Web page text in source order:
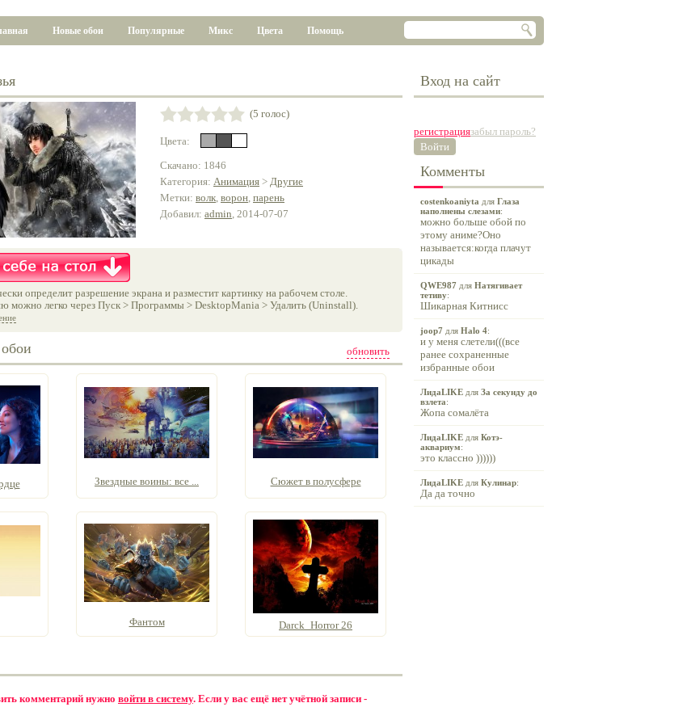
Новые обои Популярные Микс Цвета Помощь
(5 голос)
Цвета:
Скачано: 1846
Категория: Анимация > Другие
Метки: волк, ворон, парень
Добавил: admin, 2014-07-07
определит разрешение экрана и разместит картинку на рабочем столе.
можно легко через Пуск > Программы > DesktopMania > Удалить (Uninstall).
обновить
Звездные воины: все ... Сюжет в полусфере
Фантом Darck_Horror 26
комментарий нужно войти в систему. Если у вас ещё нет учётной записи -
Вход на сайт
регистрациязабыл пароль?
Войти
Комменты
costenkoaniyta для Глаза
наполнены слезами:
можно больше обой по
этому аниме?Оно
называется:когда плачут
цикады
QWE987 для Натягивает
тетиву:
Шикарная Китнисс
joop7 для Halo 4:
и у меня слетели(((все
ранее сохраненные
избранные обои
ЛидаLIKE для За секунду до
взлета:
Жопа сомалёта
ЛидаLIKE для Котэ-
аквариум:
это классно ))))))
ЛидаLIKE для Кулинар:
Да да точно